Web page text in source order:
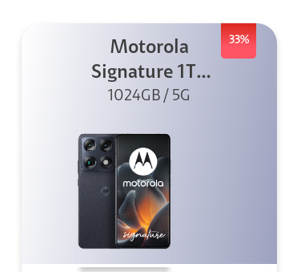
33%
Motorola
Signature 1TB
Negro
1024GB / 5G